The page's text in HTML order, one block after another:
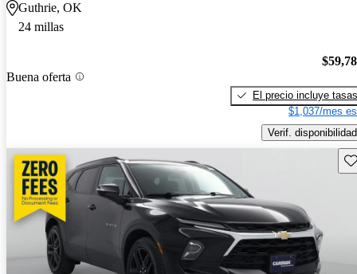
Guthrie, OK
24 millas
Buena oferta
El precio incluye tasas
$1,037/mes
Verif. disponibilidad